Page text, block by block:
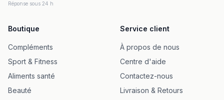
Réponse sous 24 h
Boutique
Compléments
Sport & Fitness
Aliments santé
Beauté
Service client
À propos de nous
Centre d'aide
Contactez-nous
Livraison & Retours